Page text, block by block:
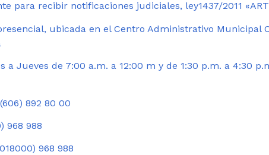
para recibir notificaciones judiciales, ley1437/2011
ubicada en el Centro Administrativo Municipal
a Jueves de 7:00 a.m. a 12:00 m y de 1:30 p.m. a 4:30
892 80 00
968 988
968 988